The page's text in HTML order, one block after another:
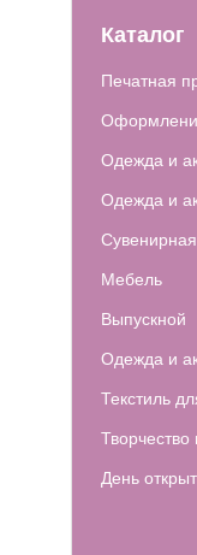
Каталог
Печатная
Одежда и
Одежда и
Мебель
Выпускной
Одежда и
Текстиль
Творчество
День